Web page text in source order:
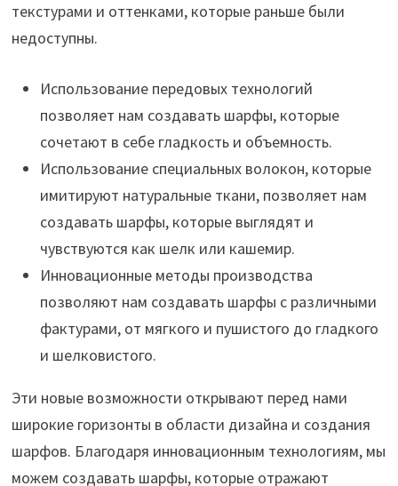
текстурами и оттенками, которые раньше были
недоступны.
Использование передовых технологий
позволяет нам создавать шарфы, которые
сочетают в себе гладкость и объемность.
Использование специальных волокон, которые
имитируют натуральные ткани, позволяет нам
создавать шарфы, которые выглядят и
чувствуются как шелк или кашемир.
Инновационные методы производства
позволяют нам создавать шарфы с различными
фактурами, от мягкого и пушистого до гладкого
и шелковистого.
Эти новые возможности открывают перед нами
широкие горизонты в области дизайна и создания
шарфов. Благодаря инновационным технологиям, мы
можем создавать шарфы, которые отражают